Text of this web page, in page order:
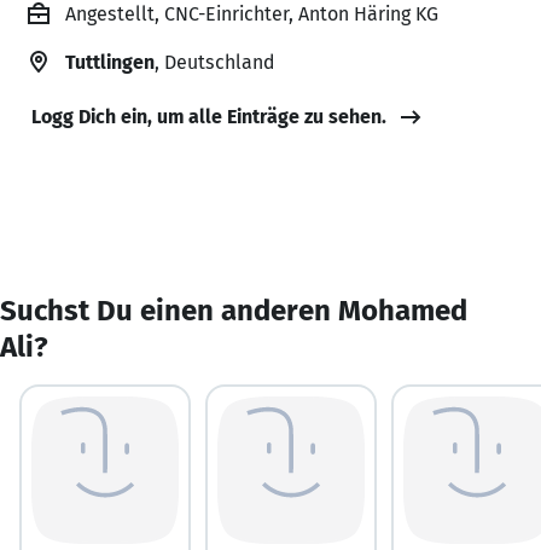
Angestellt, CNC-Einrichter, Anton Häring KG
Tuttlingen, Deutschland
Logg Dich ein, um alle Einträge zu sehen.
Suchst Du einen anderen Mohamed
Ali?